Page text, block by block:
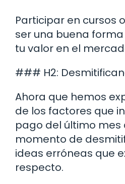
Participar en cursos
ser una buena
tu valor en el
### H2:
Ahora que hemos
de los factores que
pago del último mes
momento de
ideas erróneas que
respecto.